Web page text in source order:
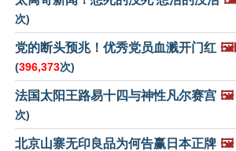
次)
党的断头预兆！优秀党员血溅开门红
(396,373次)
法国太阳王路易十四与神性凡尔赛宫 🖼️
次)
北京山寨无印良品为何告赢日本正牌 🖼️